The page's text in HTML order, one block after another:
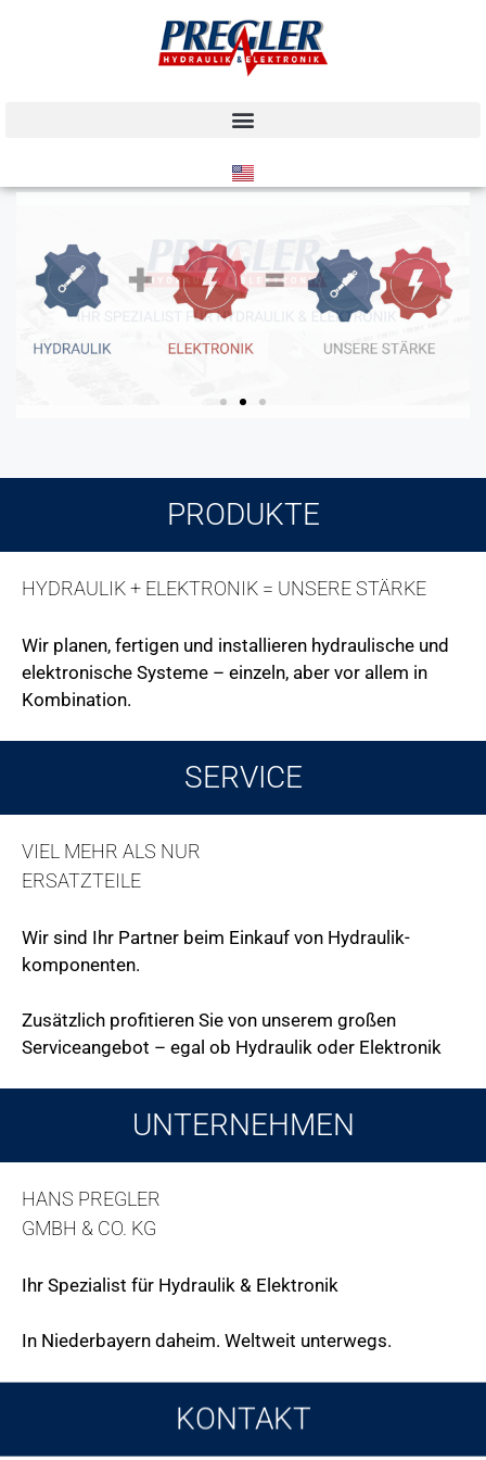
PRODUKTE
HYDRAULIK + ELEKTRONIK = UNSERE STÄRKE
Wir planen, fertigen und installieren hydraulische und
elektronische Systeme – einzeln, aber vor allem in
Kombination.
SERVICE
VIEL MEHR ALS NUR
ERSATZTEILE
Wir sind Ihr Partner beim Einkauf von Hydraulik-
komponenten.
Zusätzlich profitieren Sie von unserem großen
Serviceangebot – egal ob Hydraulik oder Elektronik
UNTERNEHMEN
HANS PREGLER
GMBH & CO. KG
Ihr Spezialist für Hydraulik & Elektronik
In Niederbayern daheim. Weltweit unterwegs.
KONTAKT